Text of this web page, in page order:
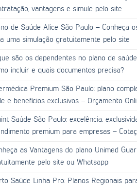
vantagens e simule pelo site
de Saúde Alice São Paulo – Conheça
uma simulação gratuitamente pelo site
são os dependentes no plano de
incluir e quais documentos precisa?
Premium São Paulo: plano
e benefícios exclusivos – Orçamento
Saúde São Paulo: excelência,
premium para empresas –
as Vantagens do plano Unimed
pelo site ou Whatsapp
Saúde Linha Pro: Planos Regionais